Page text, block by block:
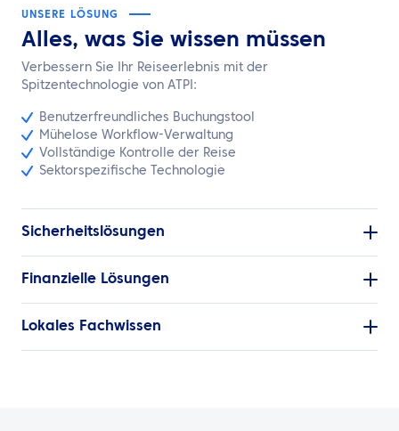
UNSERE LÖSUNG
Alles, was Sie wissen müssen
Verbessern Sie Ihr Reiseerlebnis mit der
Spitzentechnologie von ATPI:
Benutzerfreundliches Buchungstool
Mühelose Workflow-Verwaltung
Vollständige Kontrolle der Reise
Sektorspezifische Technologie
Sicherheitslösungen
Finanzielle Lösungen
Lokales Fachwissen